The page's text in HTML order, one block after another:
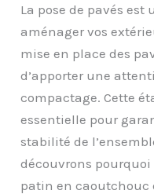
La pose de pavés
aménager vos
mise en place des
d’apporter une
compactage. Cette
essentielle pour
stabilité de
découvrons
patin en caoutchouc